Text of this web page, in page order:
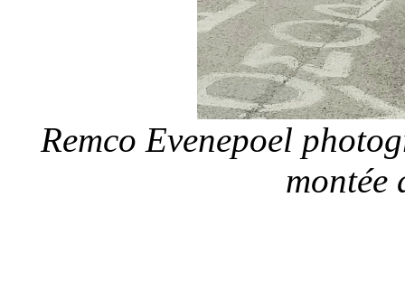
Remco Evenepoel
montée